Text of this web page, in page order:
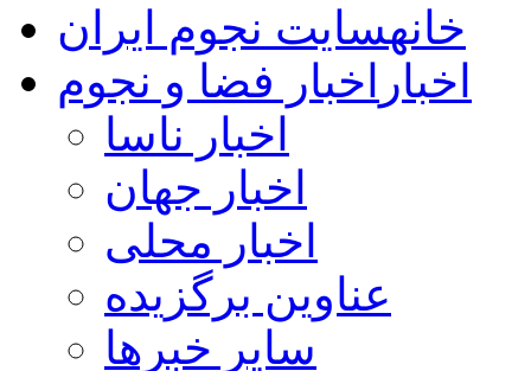
خانهسایت نجوم ایران
اخبار اخبار فضا و نجوم
اخبار ناسا
اخبار جهان
اخبار محلی
عناوین برگزیده
سایر خبرها